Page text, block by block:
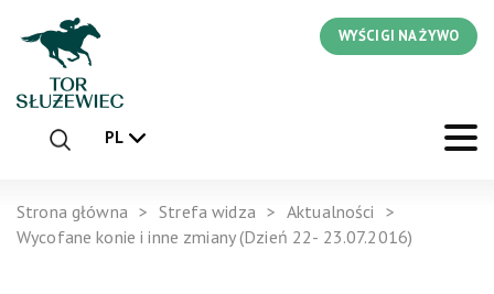
WYŚCIGI NA ŻYWO
PL
Strona główna Strefa widza
Aktualności
Wycofane konie i inne zmiany (Dzień 22- 23.07.2016)